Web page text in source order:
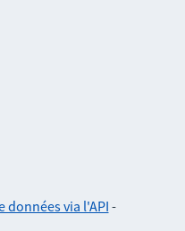
données via l'API-